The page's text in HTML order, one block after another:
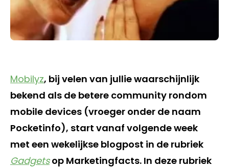
Mobilyz, bij velen van jullie waarschijnlijk
bekend als de betere community rondom
mobile devices (vroeger onder de naam
Pocketinfo), start vanaf volgende week
met een wekelijkse blogpost in de rubriek
Gadgetsop Marketingfacts. In deze rubriek